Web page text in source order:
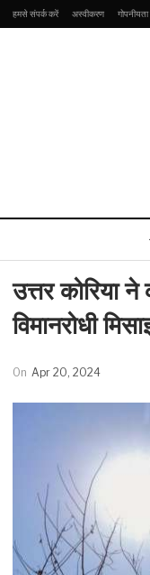
हमसे संपर्क करें अस्वीकरण गोपनीयता
उत्तर कोरिया
विमानरोधी
On Apr 20, 2024
लैपटॉप, कंप्यूटर की कीमत बढ़ने
राजनीति
Israel-Hamas युद्ध के
दौरान विश्वविद्यालय में प्रदर्शन
करने…